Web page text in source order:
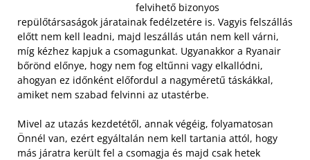
felvihető bizonyos
repülőtársaságok járatainak fedélzetére is. Vagyis felszállás
előtt nem kell leadni, majd leszállás után nem kell várni,
míg kézhez kapjuk a csomagunkat. Ugyanakkor a Ryanair
bőrönd előnye, hogy nem fog eltűnni vagy elkallódni,
ahogyan ez időnként előfordul a nagyméretű táskákkal,
amiket nem szabad felvinni az utastérbe.
Mivel az utazás kezdetétől, annak végéig, folyamatosan
Önnél van, ezért egyáltalán nem kell tartania attól, hogy
más járatra került fel a csomagja és majd csak hetek